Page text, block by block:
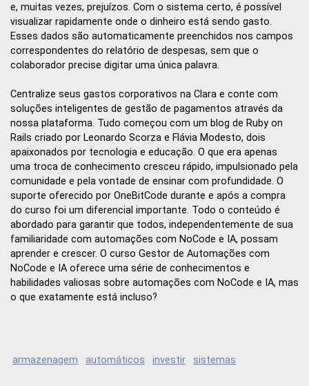
e, muitas vezes, prejuízos. Com o sistema certo, é possível
visualizar rapidamente onde o dinheiro está sendo gasto.
Esses dados são automaticamente preenchidos nos campos
correspondentes do relatório de despesas, sem que o
colaborador precise digitar uma única palavra.
Centralize seus gastos corporativos na Clara e conte com
soluções inteligentes de gestão de pagamentos através da
nossa plataforma. Tudo começou com um blog de Ruby on
Rails criado por Leonardo Scorza e Flávia Modesto, dois
apaixonados por tecnologia e educação. O que era apenas
uma troca de conhecimento cresceu rápido, impulsionado pela
comunidade e pela vontade de ensinar com profundidade. O
suporte oferecido por OneBitCode durante e após a compra
do curso foi um diferencial importante. Todo o conteúdo é
abordado para garantir que todos, independentemente de sua
familiaridade com automações com NoCode e IA, possam
aprender e crescer. O curso Gestor de Automações com
NoCode e IA oferece uma série de conhecimentos e
habilidades valiosas sobre automações com NoCode e IA, mas
o que exatamente está incluso?
armazenagem automáticos investir sistemas